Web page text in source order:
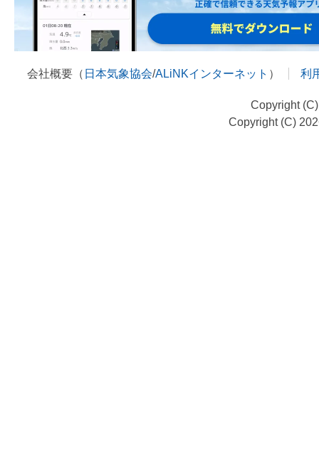
会社概要（ 日本気象協会/ALiNKインターネット ） 利
Copyright
Copyright (C)